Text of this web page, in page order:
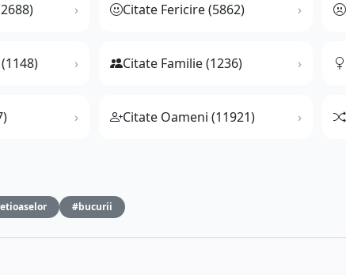
Citate Fericire (5862)
Citate Familie (1236)
Citate Oameni (11921)
#bucurii